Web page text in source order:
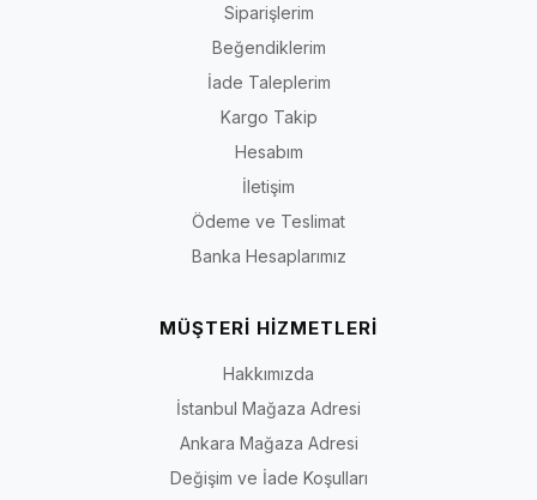
Siparişlerim
Beğendiklerim
İade Taleplerim
Kargo Takip
Hesabım
İletişim
Ödeme ve Teslimat
Banka Hesaplarımız
MÜŞTERİ HİZMETLERİ
Hakkımızda
İstanbul Mağaza Adresi
Ankara Mağaza Adresi
Değişim ve İade Koşulları